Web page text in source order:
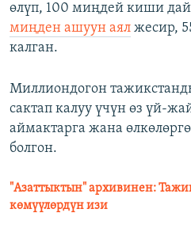
өлүп, 100 миңдей киши
миңден ашуун аял жесир,
калган.
Миллиондогон
сактап калуу үчүн өз үй-
аймактарга жана
болгон.
"Азаттыктын" архивинен:
көмүүлөрдүн изи